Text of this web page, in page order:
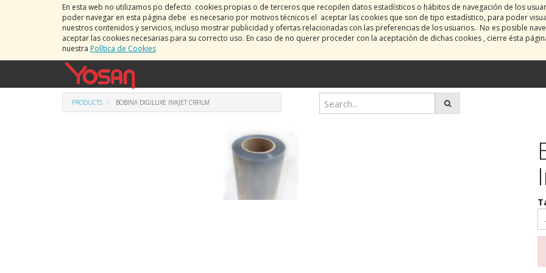
En esta web no utilizamos po defecto cookies propias o de terceros que recopilen datos estadísticos o hábitos de navegación de los
poder navegar en esta página debe es necesario por motivos técnicos el aceptar las cookies que son de tipo estadístico, para poder
nuestros contenidos y servicios, incluso mostrar publicidad y ofertas relacionadas con las preferencias de los usuarios. No es posible
aceptar las cookies necesarias para su correcto uso. En caso de no querer proceder con la aceptación de dichas cookies , cierre ésta
nuestra Política de Cookies
PRODUCTS BOBINA DIGILUXE INKJET CRFILM